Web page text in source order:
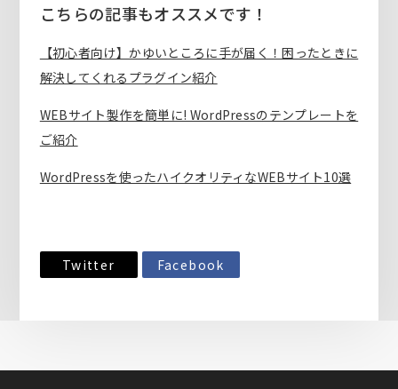
こちらの記事もオススメです！
【初心者向け】かゆいところに手が届く！困ったときに
解決してくれるプラグイン紹介
WEBサイト製作を簡単に! WordPressのテンプレートを
ご紹介
WordPressを使ったハイクオリティなWEBサイト10選
Twitter Facebook